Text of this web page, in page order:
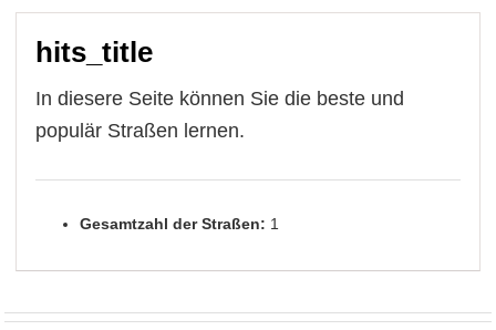
hits_title
In diesere Seite können Sie die beste und
populär Straßen lernen.
Gesamtzahl der Straßen: 1